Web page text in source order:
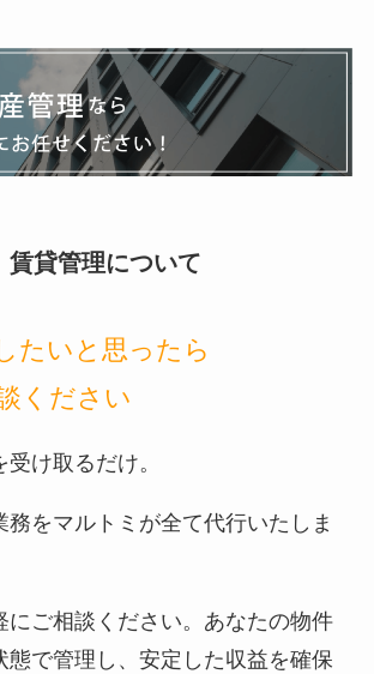
賃貸管理について
たいと思ったら
ください
け取るだけ。
務をマルトミが全て代行いたしま
にご相談ください。あなたの物件
態で管理し、安定した収益を確保